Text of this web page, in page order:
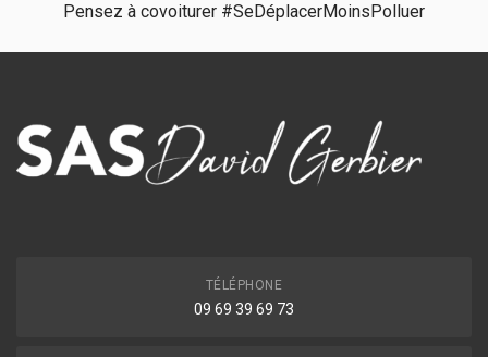
Pensez à covoiturer #SeDéplacerMoinsPolluer
TÉLÉPHONE
09 69 39 69 73